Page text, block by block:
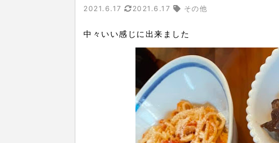
2021.6.17 2021.6.17 その他
中々いい感じに出来ました